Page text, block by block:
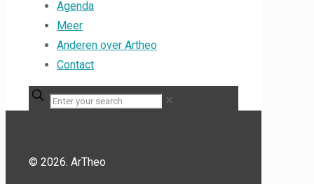
Agenda
Meer
Anderen over Artheo
Contact
✕
© 2026. ArTheo